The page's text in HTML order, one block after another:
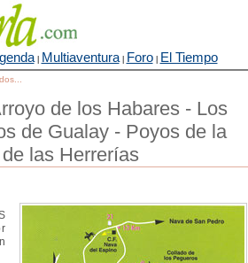
| Multiaventura| Foro| El Tiempo
de los Habares - Los
de Gualay - Poyos de la
las Herrerías